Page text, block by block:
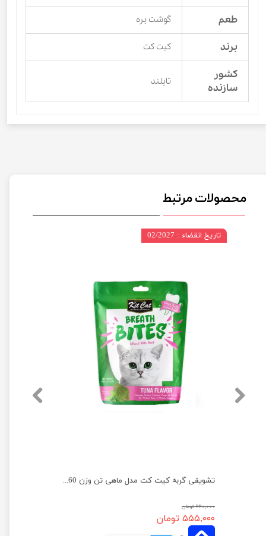
طعم گوشت بره
برند کیت کت
کشور
سازنده
تایلند
محصولات مرتبط
تشویقی گربه کیت کت مدل ماهی تن وزن 60 گرم
۶۶۰,۰۰۰ تومان
۵۵۵,۰۰۰ تومان
تاریخ انقضاء : 02/2027